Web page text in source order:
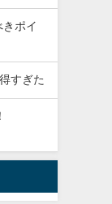
ポイ
すぎた